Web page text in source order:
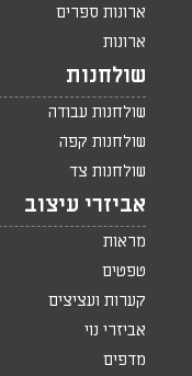
ארונות ספרים
ארונות
שולחנות
שולחנות עבודה
שולחנות קפה
שולחנות צד
אביזרי עיצוב
מראות
טפטים
קערות ועציצים
אביזרי נוי
מדפים